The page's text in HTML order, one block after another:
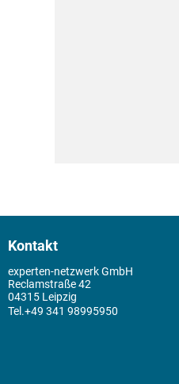
Kontakt
experten-netzwerk GmbH
Reclamstraße 42
04315 Leipzig
+49 341 98995950